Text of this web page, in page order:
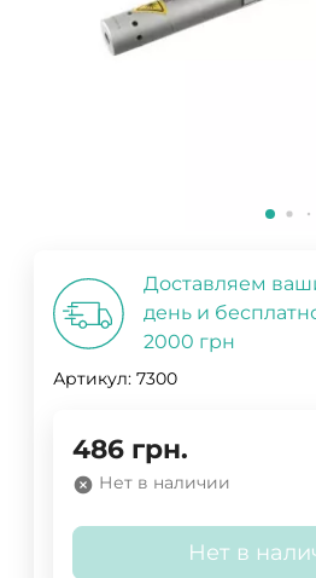
Доставляем
день и
2000 грн
Артикул: 7300
486 грн.
Нет в наличии
Нет в